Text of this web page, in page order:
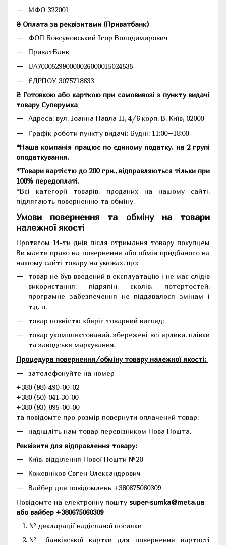
МФО 322001
₴ Оплата за реквізитами (Приватбанк)
ФОП Бовсуновський Ігор Володимирович
ПриватБанк
UA703052990000026000015024535
ЄДРПОУ 3075718633
₴ Готовкою або карткою при самовивозі з пункту видачі
товару Суперумка
Адреса: вул. Іоанна Павла II, 4/6 корп. В, Київ, 02000
Графік роботи пункту видачі: Будні: 11:00–18:00
*Наша компанія працює по єдиному податку, на 2 групі
оподаткування.
*Товари вартістю до 200 грн., відправляються тільки при
100% передоплаті.
*Всі категорії товарів, проданих на нашому сайті,
підлягають поверненню та обміну.
Умови повернення та обміну на товари
належної якості
Протягом 14-ти днів після отримання товару покупцем
Ви маєте право на повернення або обмін придбаного на
нашому сайті товару на умовах, що:
товар не був введений в експлуатацію і не має слідів
використання: підряпін, сколів, потертостей,
програмне забезпечення не піддавалося змінам і
т.д. п.
товар повністю зберіг товарний вигляд;
товар укомплектований, збережені всі ярлики, плівки
та заводське маркування.
Процедура повернення/обміну товару належної якості:
зателефонуйте на номер
+380 (98) 490-00-02
+380 (50) 041-30-00
+380 (93) 895-00-00
та повідомте про розмір повернути оплачений товар;
надішліть нам товар перевізником Нова Пошта.
Реквізити для відправлення товару:
Київ, відділення Нової Пошти №20
Кожевніков Євген Олександрович
Вайбер для повідомлень +380675060309
Повідомте на електронну пошту super-sumka@meta.ua
або вайбер +380675060309
№ декларації надісланої посилки
№ банківської картки для повернення вартості